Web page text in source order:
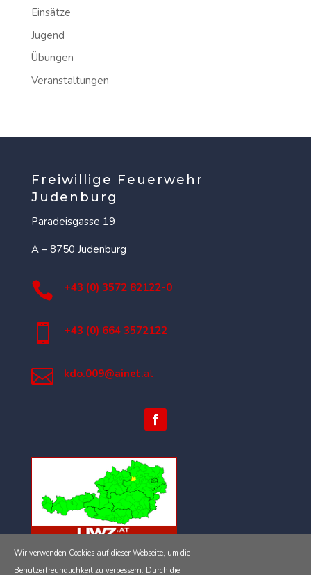
Einsätze
Jugend
Übungen
Veranstaltungen
Freiwillige Feuerwehr
Judenburg
Paradeisgasse 19
A – 8750 Judenburg
 +43 (0) 3572 82122-0
 +43 (0) 664 3572122
 kdo.009@ainet.at
Impressum
Wir verwenden Cookies auf dieser Webseite, um die
Benutzerfreundlichkeit zu verbessern. Durch die